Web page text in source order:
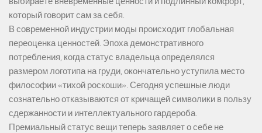
который говорит сам за себя.
В современной индустрии моды происходит глобальная
переоценка ценностей. Эпоха демонстративного
потребления, когда статус владельца определялся
размером логотипа на груди, окончательно уступила место
философии «тихой роскоши». Сегодня успешные люди
сознательно отказываются от кричащей символики в пользу
сдержанности и интеллектуального гардероба.
Премиальный статус вещи теперь заявляет о себе не